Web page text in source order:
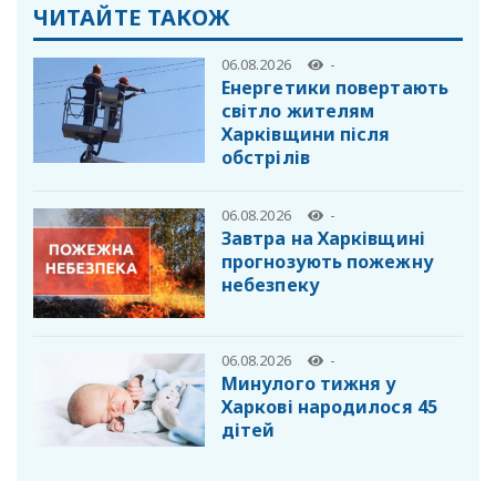
ЧИТАЙТЕ ТАКОЖ
06.08.2026 -
Енергетики повертають
світло жителям
Харківщини після
обстрілів
06.08.2026 -
Завтра на Харківщині
прогнозують пожежну
небезпеку
06.08.2026 -
Минулого тижня у
Харкові народилося 45
дітей